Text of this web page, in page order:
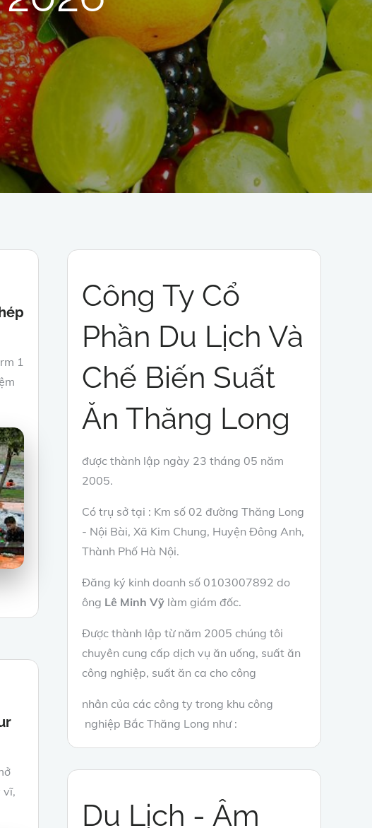
1
vĩ,
Công Ty Cổ
Phần Du Lịch Và
Chế Biến Suất
Ăn Thăng Long
được thành lập ngày 23 tháng 05 năm
2005.
Có trụ sở tại : Km số 02 đường Thăng Long
- Nội Bài, Xã Kim Chung, Huyện Đông Anh,
Thành Phố Hà Nội.
Đăng ký kinh doanh số 0103007892 do
ông Lê Minh Vỹ làm giám đốc.
Được thành lập từ năm 2005 chúng tôi
chuyên cung cấp dịch vụ ăn uống, suất ăn
công nghiệp, suất ăn ca cho công
nhân của các công ty trong khu công
nghiệp Bắc Thăng Long như :
Du Lịch - Âm